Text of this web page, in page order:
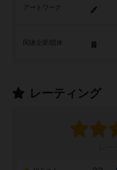
アートワーク
レーティング